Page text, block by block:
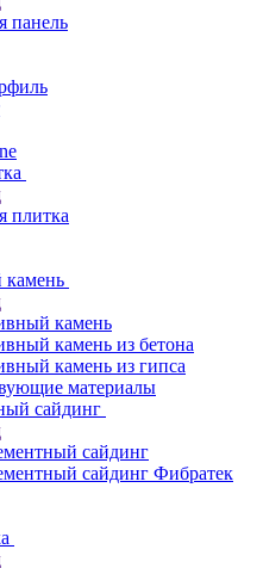
панель
плитка
камень
камень
камень из бетона
камень из гипса
материалы
сайдинг
сайдинг
сайдинг Фибратек